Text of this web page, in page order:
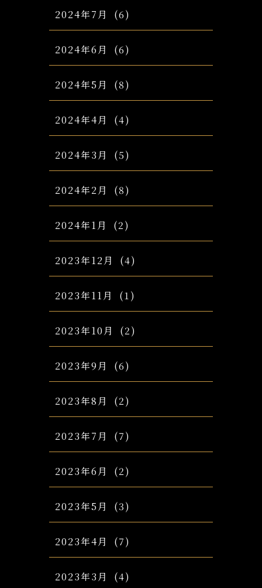
2024年7月 (6)
2024年6月 (6)
2024年5月 (8)
2024年4月 (4)
2024年3月 (5)
2024年2月 (8)
2024年1月 (2)
2023年12月 (4)
2023年11月 (1)
2023年10月 (2)
2023年9月 (6)
2023年8月 (2)
2023年7月 (7)
2023年6月 (2)
2023年5月 (3)
2023年4月 (7)
2023年3月 (4)